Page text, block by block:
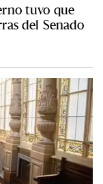
tuvo que
del Senado